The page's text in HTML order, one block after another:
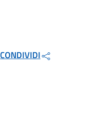
CONDIVIDI